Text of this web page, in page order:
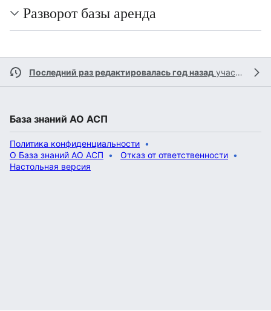
Разворот базы аренда
Последний раз редактировалась год назад участником
База знаний АО АСП
Политика конфиденциальности
О База знаний АО АСП
Отказ от ответственности
Настольная версия